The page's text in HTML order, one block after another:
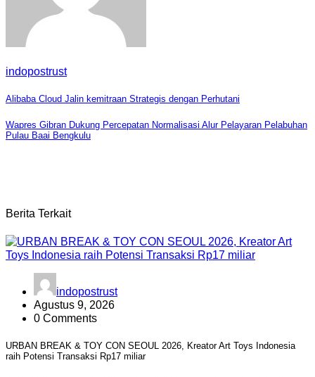
indopostrust
Navigasi
pos
Alibaba Cloud Jalin kemitraan Strategis dengan Perhutani
Wapres Gibran Dukung Percepatan Normalisasi Alur Pelayaran Pelabuhan
Pulau Baai Bengkulu
Berita Terkait
indopostrust
Agustus 9, 2026
0 Comments
URBAN BREAK & TOY CON SEOUL 2026, Kreator Art Toys Indonesia
raih Potensi Transaksi Rp17 miliar